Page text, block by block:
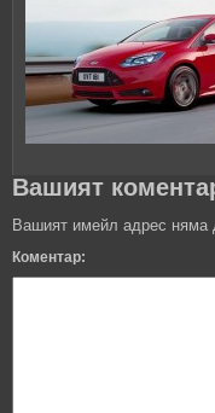
Вашият
Вашият имейл адрес няма
Коментар: